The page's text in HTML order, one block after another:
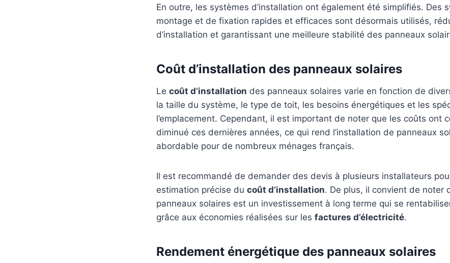
En outre, les systèmes d’installation ont également été simplifiés. Des
montage et de fixation rapides et efficaces sont désormais utilisés,
d’installation et garantissant une meilleure stabilité des panneaux
Coût d’installation des panneaux solaires
Le coût d’installation des panneaux solaires varie en fonction de
la taille du système, le type de toit, les besoins énergétiques et les
l’emplacement. Cependant, il est important de noter que les coûts ont
diminué ces dernières années, ce qui rend l’installation de panneaux
abordable pour de nombreux ménages français.
Il est recommandé de demander des devis à plusieurs installateurs
estimation précise du coût d’installation. De plus, il convient de noter
panneaux solaires est un investissement à long terme qui se
grâce aux économies réalisées sur les factures d’électricité.
Rendement énergétique des panneaux solaires